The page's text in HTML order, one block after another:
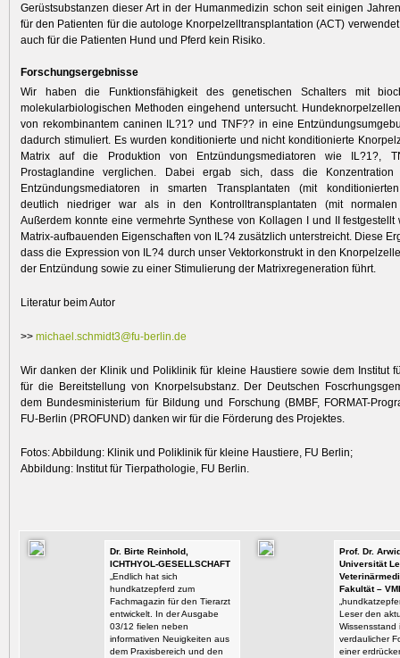
Gerüstsubstanzen dieser Art in der Humanmedizin schon seit einigen
für den Patienten für die autologe Knorpelzelltransplantation (ACT)
auch für die Patienten Hund und Pferd kein Risiko.
Forschungsergebnisse
Wir haben die Funktionsfähigkeit des genetischen Schalters mit
molekularbiologischen Methoden eingehend untersucht.
von rekombinantem caninen IL?1? und TNF?? in eine
dadurch stimuliert. Es wurden konditionierte und nicht konditionierte
Matrix auf die Produktion von Entzündungsmediatoren wie IL?1?,
Prostaglandine verglichen. Dabei ergab sich, dass die
Entzündungsmediatoren in smarten Transplantaten (mit
deutlich niedriger war als in den Kontrolltransplantaten (mit normalen
Außerdem konnte eine vermehrte Synthese von Kollagen I und II festgestellt
Matrix-aufbauenden Eigenschaften von IL?4 zusätzlich unterstreicht. Diese
dass die Expression von IL?4 durch unser Vektorkonstrukt in den
der Entzündung sowie zu einer Stimulierung der Matrixregeneration führt.
Literatur beim Autor
>> michael.schmidt3@fu-berlin.de
Wir danken der Klinik und Poliklinik für kleine Haustiere sowie dem Institut
für die Bereitstellung von Knorpelsubstanz. Der Deutschen
dem Bundesministerium für Bildung und Forschung (BMBF, FORMAT-
FU-Berlin (PROFUND) danken wir für die Förderung des Projektes.
Fotos: Abbildung: Klinik und Poliklinik für kleine Haustiere, FU Berlin;
Abbildung: Institut für Tierpathologie, FU Berlin.
Dr. Birte Reinhold,
ICHTHYOL-GESELLSCHAFT
„Endlich hat sich
hundkatzepferd zum
Fachmagazin für den Tierarzt
entwickelt. In der Ausgabe
03/12 fielen neben
informativen Neuigkeiten aus
dem Praxisbereich und den
Prof. Dr.
Universität
Fakultät –
Leser den
Wissensstand
verdaulicher
einer